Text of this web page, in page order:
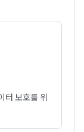
터 보호를 위